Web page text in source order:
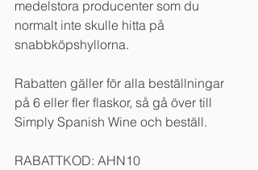
medelstora producenter som du
normalt inte skulle hitta på
snabbköpshyllorna.
Rabatten gäller för alla beställningar
på 6 eller fler flaskor, så gå över till
Simply Spanish Wine och beställ.
RABATTKOD: AHN10